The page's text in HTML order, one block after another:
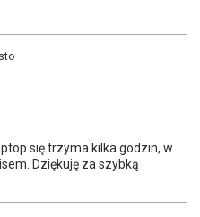
się trzyma kilka godzin, w
Dziękuję za szybką